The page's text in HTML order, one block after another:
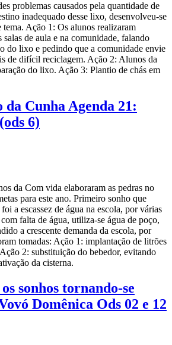
problemas causados pela quantidade de
inadequado desse lixo, desenvolveu-se
tema. Ação 1: Os alunos realizaram
salas de aula e na comunidade, falando
do lixo e pedindo que a comunidade envie
de difícil reciclagem. Ação 2: Alunos da
do lixo. Ação 3: Plantio de chás em
Cunha Agenda 21:
6)
da Com vida elaboraram as pedras no
para este ano. Primeiro sonho que
a escassez de água na escola, por várias
falta de água, utiliza-se água de poço,
a crescente demanda da escola, por
tomadas: Ação 1: implantação de litrões
2: substituição do bebedor, evitando
da cisterna.
sonhos tornando-se
Domênica Ods 02 e 12